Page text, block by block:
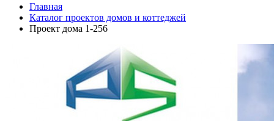
Главная
Каталог проектов домов и коттеджей
Проект дома 1-256